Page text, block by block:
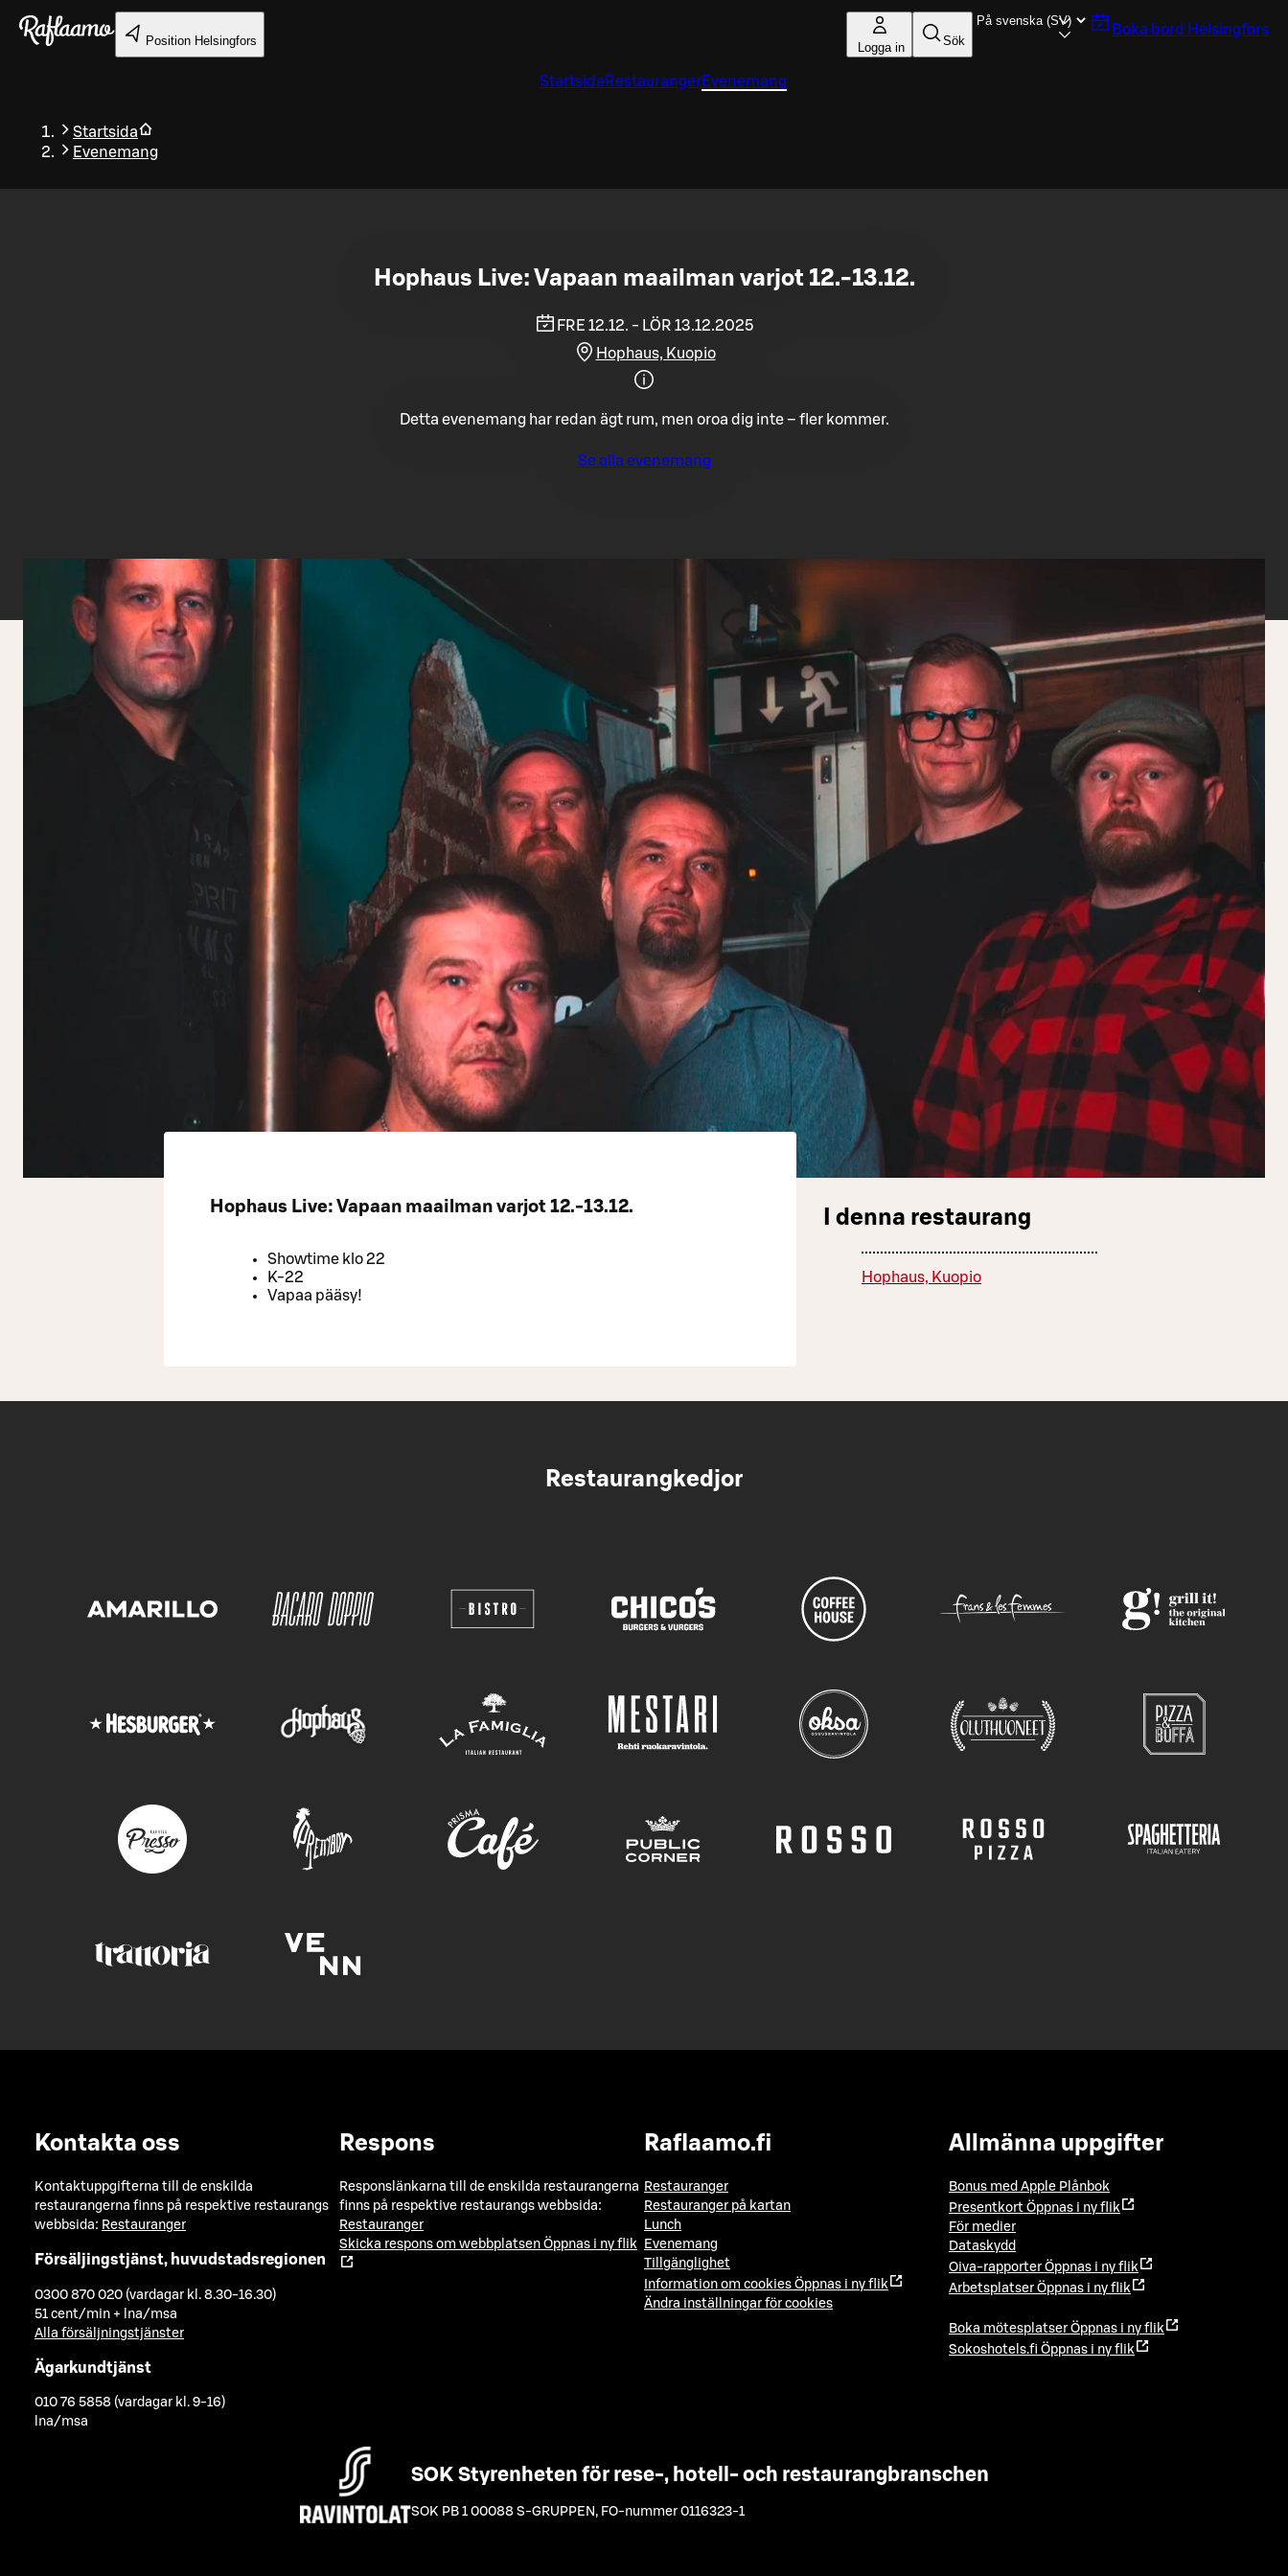
Gå till huvudinnehållet
Position Helsingfors Logga in Sök
Boka bord Helsingfors
Startsida RestaurangerEvenemang
Startsida
Evenemang
Tillbaka
Hophaus Live: Vapaan maailman varjot 12.-13.12.
FRE 12.12. - LÖR 13.12.2025
Hophaus, Kuopio
Detta evenemang har redan ägt rum, men oroa dig inte – fler kommer.
Se alla evenemang
Hophaus Live: Vapaan maailman varjot 12.-13.12.
Showtime klo 22
K-22
Vapaa pääsy!
I denna restaurang
Hophaus, Kuopio
Restaurangkedjor
Kontakta oss
Kontaktuppgifterna till de enskilda
restaurangerna finns på respektive restaurangs
webbsida: Restauranger
Försäljingstjänst, huvudstadsregionen
0300 870 020 (vardagar kl. 8.30-16.30)
51 cent/min + lna/msa
Alla försäljningstjänster
Ägarkundtjänst
010 76 5858 (vardagar kl. 9-16)
lna/msa
Respons
Responslänkarna till de enskilda restaurangerna
finns på respektive restaurangs webbsida:
Restauranger
Skicka respons om webbplatsen Öppnas i ny flik
Raflaamo.fi
Restauranger
Restauranger på kartan
Lunch
Evenemang
Tillgänglighet
Information om cookies Öppnas i ny flik
Ändra inställningar för cookies
Allmänna uppgifter
Bonus med Apple Plånbok
Presentkort Öppnas i ny flik
För medier
Dataskydd
Oiva-rapporter Öppnas i ny flik
Arbetsplatser Öppnas i ny flik
Boka mötesplatser Öppnas i ny flik
Sokoshotels.fi Öppnas i ny flik
SOK Styrenheten för rese-, hotell- och restaurangbranschen
SOK PB 1 00088 S-GRUPPEN , FO-nummer 0116323-1